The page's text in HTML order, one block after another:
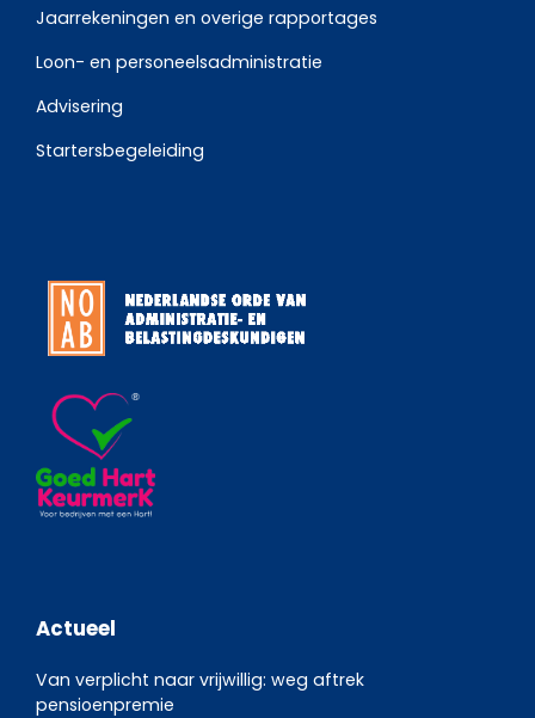
Jaarrekeningen en overige rapportages
Loon- en personeelsadministratie
Advisering
Startersbegeleiding
Actueel
Van verplicht naar vrijwillig: weg aftrek
pensioenpremie